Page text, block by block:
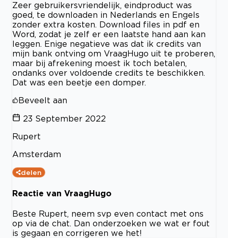
Zeer gebruikersvriendelijk, eindproduct was
goed, te downloaden in Nederlands en Engels
zonder extra kosten. Download files in pdf en
Word, zodat je zelf er een laatste hand aan kan
leggen. Enige negatieve was dat ik credits van
mijn bank ontving om VraagHugo uit te proberen,
maar bij afrekening moest ik toch betalen,
ondanks over voldoende credits te beschikken.
Dat was een beetje een domper.
Beveelt aan
23 September 2022
Rupert
Amsterdam
delen
Reactie van VraagHugo
Beste Rupert, neem svp even contact met ons
op via de chat. Dan onderzoeken we wat er fout
is gegaan en corrigeren we het!